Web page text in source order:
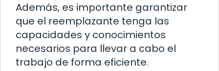
Además, es importante garantizar
que el reemplazante tenga las
capacidades y conocimientos
necesarios para llevar a cabo el
trabajo de forma eficiente.